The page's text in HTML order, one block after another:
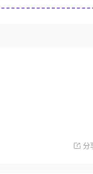
分